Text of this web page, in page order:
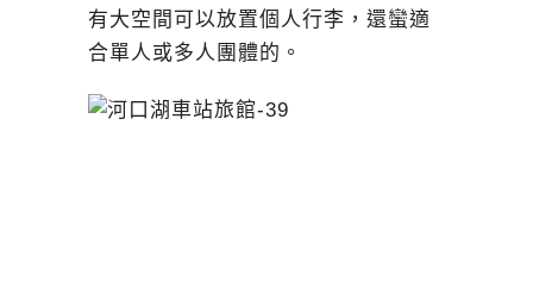
有大空間可以放置個人行李，還蠻適
合單人或多人團體的。